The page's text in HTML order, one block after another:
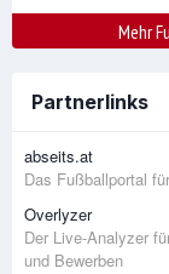
Mehr
Partnerlinks
abseits.at
Das Fußballportal
Overlyzer
Der Live-Analyzer
und Bewerben